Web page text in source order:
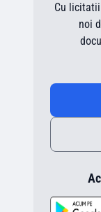
Cu
noi